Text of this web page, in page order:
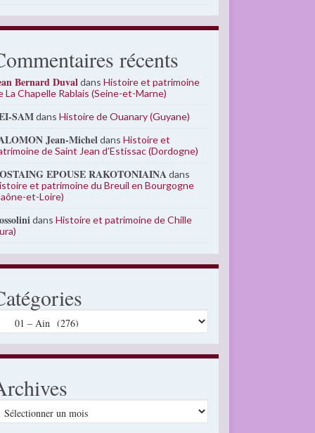
récents
Bernard DuvaldansHistoire et patrimoine
La Chapelle Rablais (Seine-et-Marne)
SAMdansHistoire de Ouanary (Guyane)
Jean-MicheldansHistoire et
de Saint Jean d’Estissac (Dordogne)
EPOUSE RAKOTONIAINAdans
et patrimoine du Breuil en Bourgogne
et-Loire)
dansHistoire et patrimoine de Chille